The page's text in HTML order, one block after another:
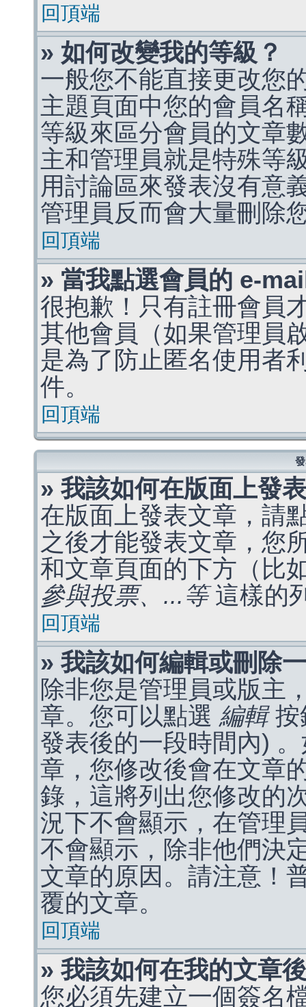
回頂端
» 如何改變我的等級？
一般您不能直接更改您
主題頁面中您的會員名
等級來區分會員的文章
主和管理員就是特殊等
用討論區來發表沒有意
管理員反而會大量刪除
回頂端
» 當我點選會員的 e-
很抱歉！只有註冊會員
其他會員（如果管理員
是為了防止匿名使用者
件。
回頂端
» 我該如何在版面上發
在版面上發表文章，請
之後才能發表文章，您
和文章頁面的下方（比
參與投票、...等這樣的
回頂端
» 我該如何編輯或刪除
除非您是管理員或版主
章。您可以點選 編輯按
發表後的一段時間內)
章，您修改後會在文章
錄，這將列出您修改的
況下不會顯示，在管理
不會顯示，除非他們決
文章的原因。請注意！
覆的文章。
回頂端
» 我該如何在我的文章
您必須先建立一個簽名